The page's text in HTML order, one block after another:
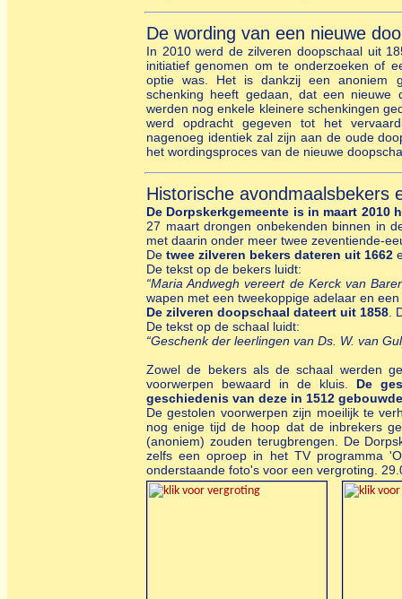
De wording van een nieuwe
In 2010 werd de zilveren doopschaal uit
initiatief genomen om te onderzoeken of
optie was. Het is dankzij een anoniem
schenking heeft gedaan, dat een nieuwe
werden nog enkele kleinere schenkingen
werd opdracht gegeven tot het
nagenoeg identiek zal zijn aan de oude
het wordingsproces van de nieuwe
Historische avondmaalsbekers
De Dorpskerkgemeente is in maart
27 maart drongen onbekenden binnen in
met daarin onder meer twee zeventiende-
De twee zilveren bekers dateren uit 1662
De tekst op de bekers luidt:
“Maria Andwegh vereert de Kerck van
wapen met een tweekoppige adelaar en
De zilveren doopschaal dateert uit 1858 .
De tekst op de schaal luidt:
“Geschenk der leerlingen van Ds. W. van
Zowel de bekers als de schaal werden
voorwerpen bewaard in de kluis. De
geschiedenis van deze in 1512
De gestolen voorwerpen zijn moeilijk te
nog enige tijd de hoop dat de inbrekers
(anoniem) zouden terugbrengen. De
zelfs een oproep in het TV programma
onderstaande foto's voor een vergroting.